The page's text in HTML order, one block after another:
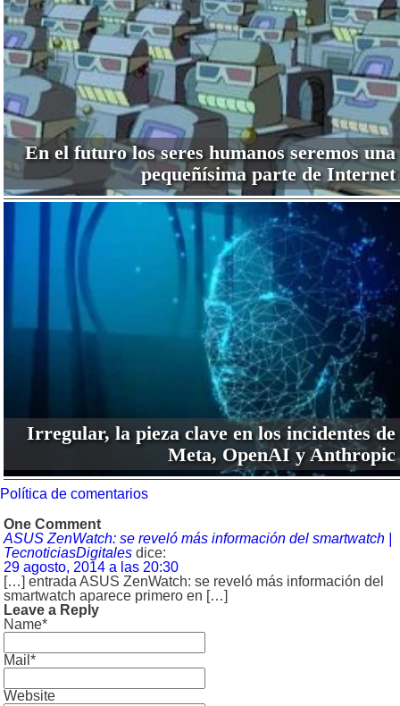
En el futuro los seres humanos seremos una
pequeñísima parte de Internet
Irregular, la pieza clave en los incidentes de
Meta, OpenAI y Anthropic
Política de comentarios
One Comment
ASUS ZenWatch: se reveló más información del smartwatch |
TecnoticiasDigitales dice:
29 agosto, 2014 a las 20:30
[…] entrada ASUS ZenWatch: se reveló más información del
smartwatch aparece primero en […]
Leave a Reply
Name*
Mail*
Website